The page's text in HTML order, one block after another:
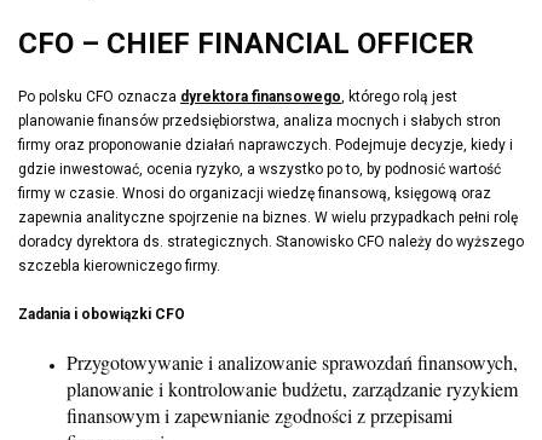
CFO – CHIEF FINANCIAL OFFICER
Po polsku CFO oznacza dyrektora finansowego , którego rolą jest
planowanie finansów przedsiębiorstwa, analiza mocnych i słabych stron
firmy oraz proponowanie działań naprawczych. Podejmuje decyzje, kiedy i
gdzie inwestować, ocenia ryzyko, a wszystko po to, by podnosić wartość
firmy w czasie. Wnosi do organizacji wiedzę finansową, księgową oraz
zapewnia analityczne spojrzenie na biznes. W wielu przypadkach pełni rolę
doradcy dyrektora ds. strategicznych. Stanowisko CFO należy do wyższego
szczebla kierowniczego firmy.
Zadania i obowiązki CFO
Przygotowywanie i analizowanie sprawozdań finansowych,
planowanie i kontrolowanie budżetu, zarządzanie ryzykiem
finansowym i zapewnianie zgodności z przepisami